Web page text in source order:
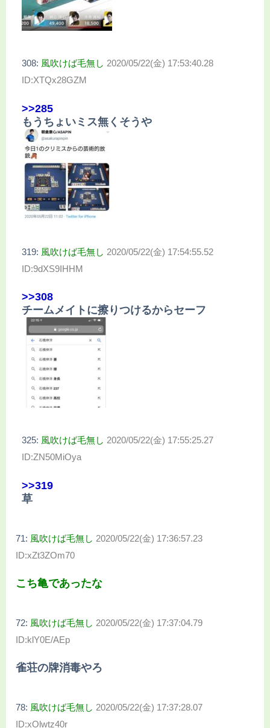
308: 風吹けば毛無し 2020/05/22(金) 17:53:40.28
ID:XTQx28GZM
>>285
もうちょいミス無くそうや
319: 風吹けば毛無し 2020/05/22(金) 17:54:55.52
ID:9dXS9IHHM
>>308
チームメイトに擦りつけるからセーフ
325: 風吹けば毛無し 2020/05/22(金) 17:55:25.27
ID:ZN50MiOya
>>319
草
71: 風吹けば毛無し 2020/05/22(金) 17:36:57.23
ID:xZt3ZOm70
こち亀であったな
72: 風吹けば毛無し 2020/05/22(金) 17:37:04.79
ID:klY0E/AEp
雀荘の牌消毒やろ
78: 風吹けば毛無し 2020/05/22(金) 17:37:28.07
ID:xOlwtz40r